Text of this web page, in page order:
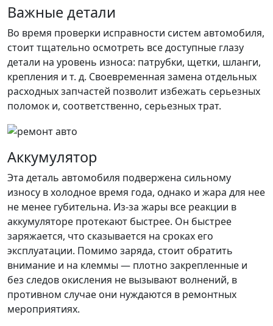
Важные детали
Во время проверки исправности систем автомобиля,
стоит тщательно осмотреть все доступные глазу
детали на уровень износа: патрубки, щетки, шланги,
крепления и т. д. Своевременная замена отдельных
расходных запчастей позволит избежать серьезных
поломок и, соответственно, серьезных трат.
Аккумулятор
Эта деталь автомобиля подвержена сильному
износу в холодное время года, однако и жара для нее
не менее губительна. Из-за жары все реакции в
аккумуляторе протекают быстрее. Он быстрее
заряжается, что сказывается на сроках его
эксплуатации. Помимо заряда, стоит обратить
внимание и на клеммы — плотно закрепленные и
без следов окисления не вызывают волнений, в
противном случае они нуждаются в ремонтных
мероприятиях.